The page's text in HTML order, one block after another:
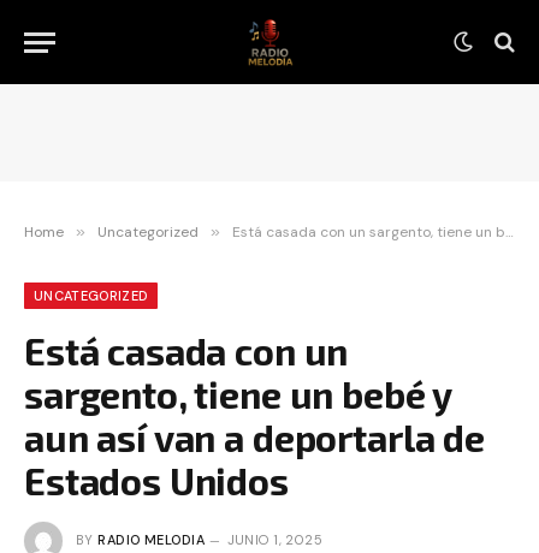
Home » Uncategorized » Está casada con un sargento, tiene un bebé y aun así van a deportarla de Estados Unidos
UNCATEGORIZED
Está casada con un
sargento, tiene un bebé y
aun así van a deportarla de
Estados Unidos
BY RADIO MELODIA JUNIO 1, 2025